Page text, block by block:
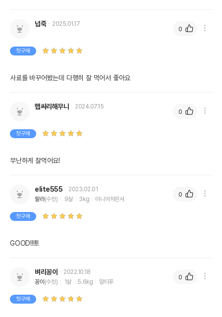
넙죽 2025.01.17
첫구매
사료를 바꾸어봤는데 다행히 잘 먹어서 좋아요
0
햅싸리해무니 2024.07.15
첫구매
무난하게 잘먹어요!
0
elite555
2023.02.01
랄라(수컷) 9살 3kg 미니어처핀셔
첫구매
GOOD!!!!!!
0
벼리꽁이
2022.10.18
꽁이 (수컷) 1살 5.6kg 말티푸
첫구매
0